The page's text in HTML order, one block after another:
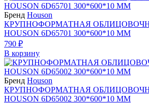
Бренд Houson
КРУПНОФОРМАТНАЯ
HOUSON 6D65701 300*600*10 ММ
790 ₽
В корзину
Бренд Houson
КРУПНОФОРМАТНАЯ
HOUSON 6D65002 300*600*10 ММ